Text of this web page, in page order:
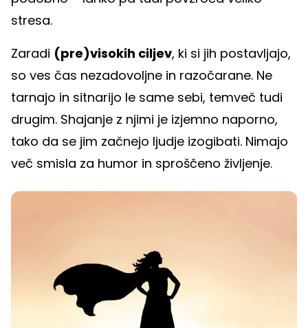
stresa.
Zaradi (pre)visokih ciljev, ki si jih postavljajo,
so ves čas nezadovoljne in razočarane. Ne
tarnajo in sitnarijo le same sebi, temveč tudi
drugim. Shajanje z njimi je izjemno naporno,
tako da se jim začnejo ljudje izogibati. Nimajo
več smisla za humor in sproščeno življenje.